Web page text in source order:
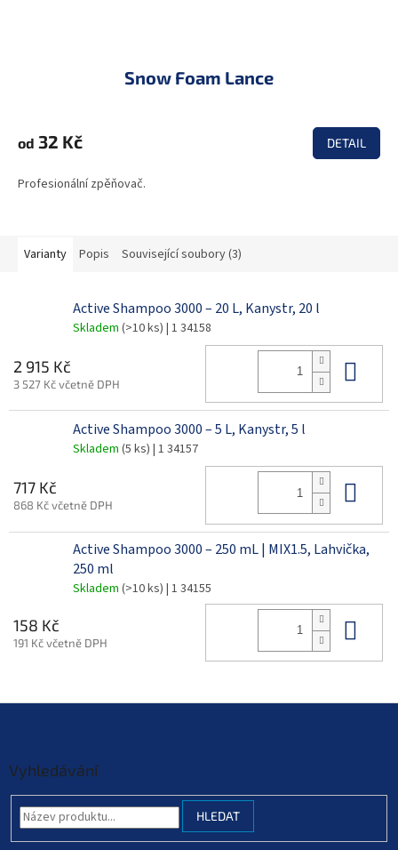
Snow Foam Lance
od 32 Kč DETAIL
Profesionální zpěňovač.
Varianty Popis Související soubory (3)
Active Shampoo 3000 – 20 L, Kanystr, 20 l
Skladem (>10 ks) | 1 34158
2 915 Kč
3 527 Kč včetně DPH
Active Shampoo 3000 – 5 L, Kanystr, 5 l
Skladem (5 ks) | 1 34157
717 Kč
868 Kč včetně DPH
Active Shampoo 3000 – 250 mL | MIX1.5, Lahvička,
250 ml
Skladem (>10 ks) | 1 34155
158 Kč
191 Kč včetně DPH
Vyhledávání
HLEDAT